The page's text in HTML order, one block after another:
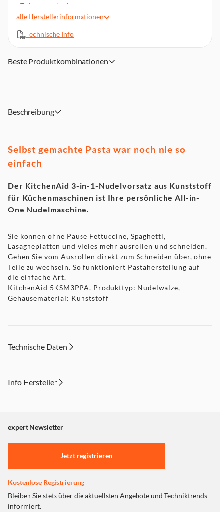
Teile zu wechseln
Walze mit 8 Einstellungsstufen für die Dicke und Schneider
Aus langlebigem Kunststoff
zugehörigen Aufbewahrungsbox verstauen
alle Herstellerinformationen
Technische Info
Beste Produktkombinationen
Beschreibung
Selbst gemachte Pasta war noch nie so
einfach
Der KitchenAid 3-in-1-Nudelvorsatz aus Kunststoff
für Küchenmaschinen ist Ihre persönliche All-in-
One Nudelmaschine.
Sie können ohne Pause Fettuccine, Spaghetti,
Lasagneplatten und vieles mehr ausrollen und schneiden.
Gehen Sie vom Ausrollen direkt zum Schneiden über, ohne
Teile zu wechseln. So funktioniert Pastaherstellung auf
die einfache Art.
KitchenAid 5KSM3PPA. Produkttyp: Nudelwalze,
Gehäusematerial: Kunststoff
Technische Daten
Info Hersteller
"Marketing".
Einstellungen anpassen
expert Newsletter
Jetzt registrieren
Kostenlose Registrierung
Bleiben Sie stets über die aktuellsten Angebote und Techniktrends
informiert.